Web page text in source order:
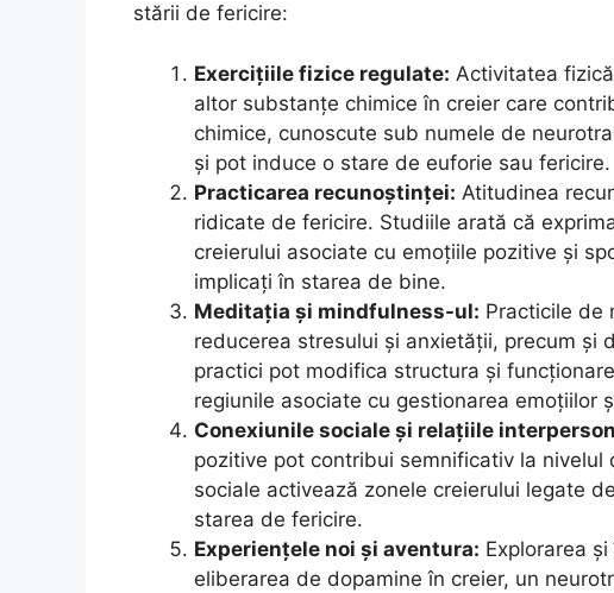
stării de fericire:
Exercițiile fizice regulate: Activitatea
altor substanțe chimice în creier care
chimice, cunoscute sub numele de
și pot induce o stare de euforie sau fericire.
Practicarea recunoștinței: Atitudinea
ridicate de fericire. Studiile arată că
creierului asociate cu emoțiile pozitive și
implicați în starea de bine.
Meditația și mindfulness-ul: Practicile de
reducerea stresului și anxietății, precum și
practici pot modifica structura și
regiunile asociate cu gestionarea emoțiilor
Conexiunile sociale și relațiile
pozitive pot contribui semnificativ la
sociale activează zonele creierului legate
starea de fericire.
Experiențele noi și aventura: Explorarea
eliberarea de dopamine în creier, un